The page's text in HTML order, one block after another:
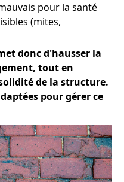
pour la santé
(mites,
donc d'hausser la
tout en
de la structure.
pour gérer ce